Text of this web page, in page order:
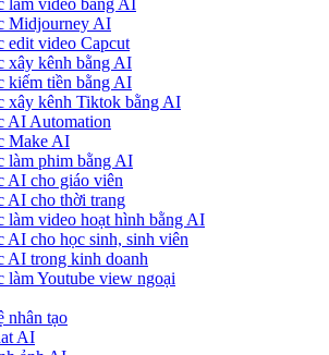
làm video bằng AI
Midjourney AI
edit video Capcut
xây kênh bằng AI
kiếm tiền bằng AI
xây kênh Tiktok bằng AI
AI Automation
Make AI
làm phim bằng AI
AI cho giáo viên
AI cho thời trang
làm video hoạt hình bằng AI
AI cho học sinh, sinh viên
AI trong kinh doanh
làm Youtube view ngoại
nhân tạo
AI